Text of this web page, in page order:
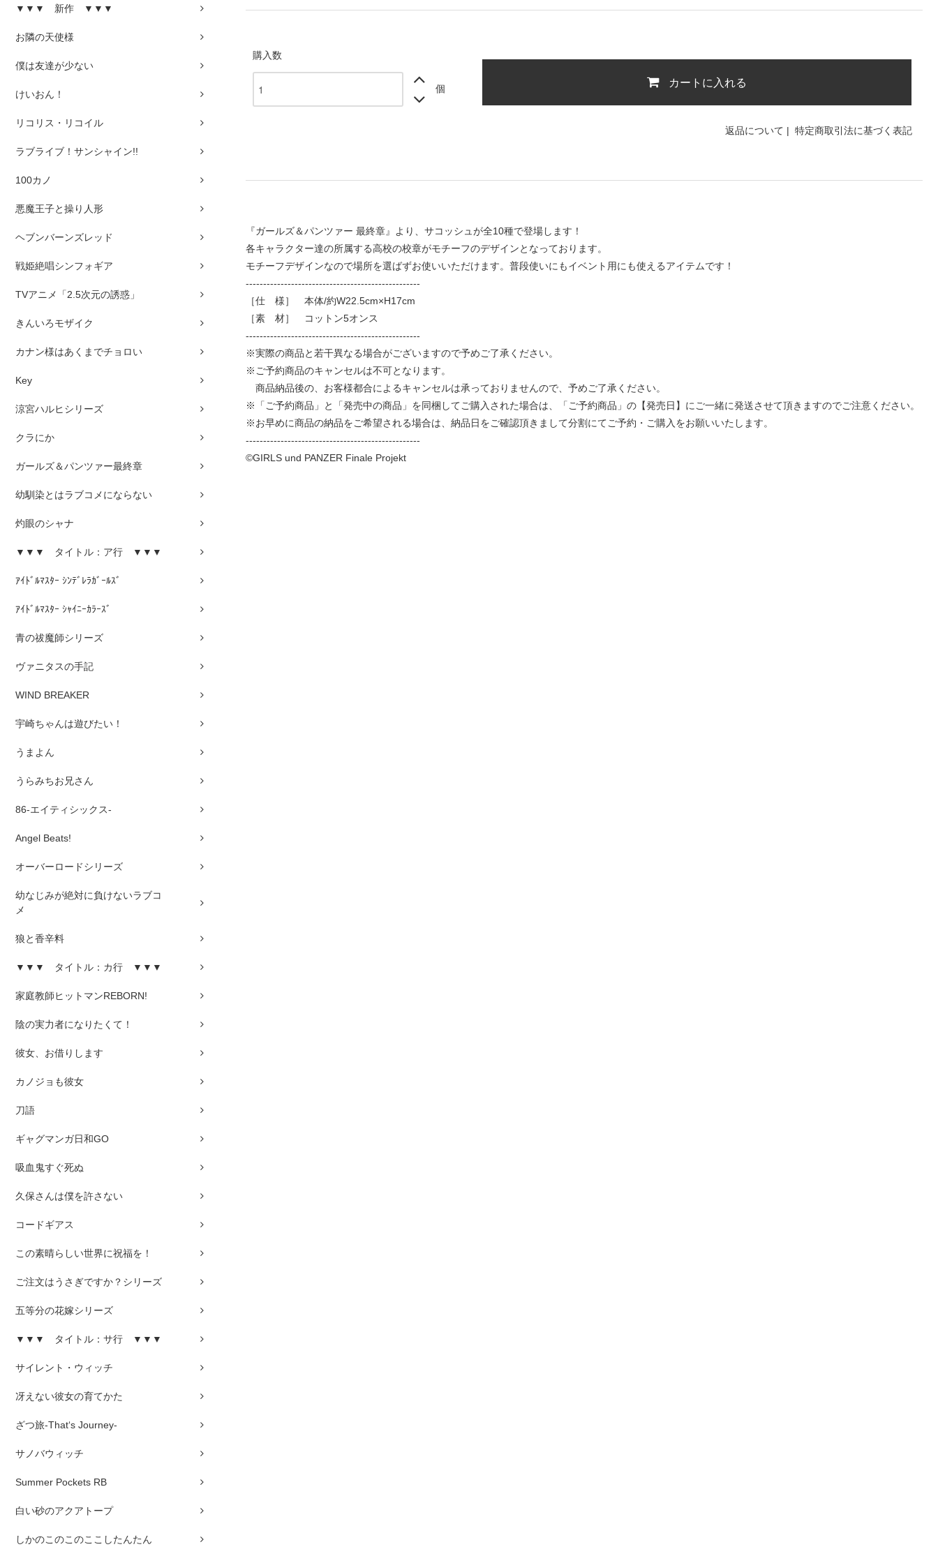
▼▼▼ 新作 ▼▼▼
お隣の天使様
僕は友達が少ない
けいおん！
リコリス・リコイル
ラブライブ！サンシャイン!!
100カノ
悪魔王子と操り人形
ヘブンバーンズレッド
戦姫絶唱シンフォギア
TVアニメ「2.5次元の誘惑」
きんいろモザイク
カナン様はあくまでチョロい
Key
涼宮ハルヒシリーズ
クラにか
ガールズ＆パンツァー最終章
幼馴染とはラブコメにならない
灼眼のシャナ
▼▼▼ タイトル：ア行 ▼▼▼
ｱｲﾄﾞﾙﾏｽﾀｰ ｼﾝﾃﾞﾚﾗｶﾞｰﾙｽﾞ
ｱｲﾄﾞﾙﾏｽﾀｰ ｼｬｲﾆｰｶﾗｰｽﾞ
青の祓魔師シリーズ
ヴァニタスの手記
WIND BREAKER
宇崎ちゃんは遊びたい！
うまよん
うらみちお兄さん
86-エイティシックス-
Angel Beats!
オーバーロードシリーズ
幼なじみが絶対に負けないラブコ
メ
狼と香辛料
▼▼▼ タイトル：カ行 ▼▼▼
家庭教師ヒットマンREBORN!
陰の実力者になりたくて！
彼女、お借りします
カノジョも彼女
刀語
ギャグマンガ日和GO
吸血鬼すぐ死ぬ
久保さんは僕を許さない
コードギアス
この素晴らしい世界に祝福を！
ご注文はうさぎですか？シリーズ
五等分の花嫁シリーズ
▼▼▼ タイトル：サ行 ▼▼▼
サイレント・ウィッチ
冴えない彼女の育てかた
ざつ旅-That‘s Journey-
サノバウィッチ
Summer Pockets RB
白い砂のアクアトープ
しかのこのこのここしたんたん
購入数
個 カートに入れる
返品について | 特定商取引法に基づく表記
『ガールズ＆パンツァー 最終章』より、サコッシュが全10種で登場します！
各キャラクター達の所属する高校の校章がモチーフのデザインとなっております。
モチーフデザインなので場所を選ばずお使いいただけます。普段使いにもイベント用にも使えるアイテムです！
--------------------------------------------------
［仕 様］ 本体/約W22.5cm×H17cm
［素 材］ コットン5オンス
--------------------------------------------------
※実際の商品と若干異なる場合がございますので予めご了承ください。
※ご予約商品のキャンセルは不可となります。
商品納品後の、お客様都合によるキャンセルは承っておりませんので、予めご了承ください。
※「ご予約商品」と「発売中の商品」を同梱してご購入された場合は、「ご予約商品」の【発売日】にご一緒に発送させて頂きますのでご注意ください。
※お早めに商品の納品をご希望される場合は、納品日をご確認頂きまして分割にてご予約・ご購入をお願いいたします。
--------------------------------------------------
©GIRLS und PANZER Finale Projekt